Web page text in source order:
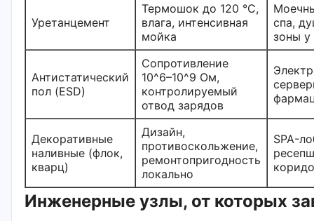
Уретанцемент
Термошок до 120 °C,
влага, интенсивная
мойка
спа,
зоны у
Антистатический
пол (ESD)
Сопротивление
10^6–10^9 Ом,
контролируемый
отвод зарядов
Декоративные
наливные (флок,
кварц)
Дизайн,
противоскольжение,
ремонтопригодность
локально
SPA-
Инженерные узлы, от которых